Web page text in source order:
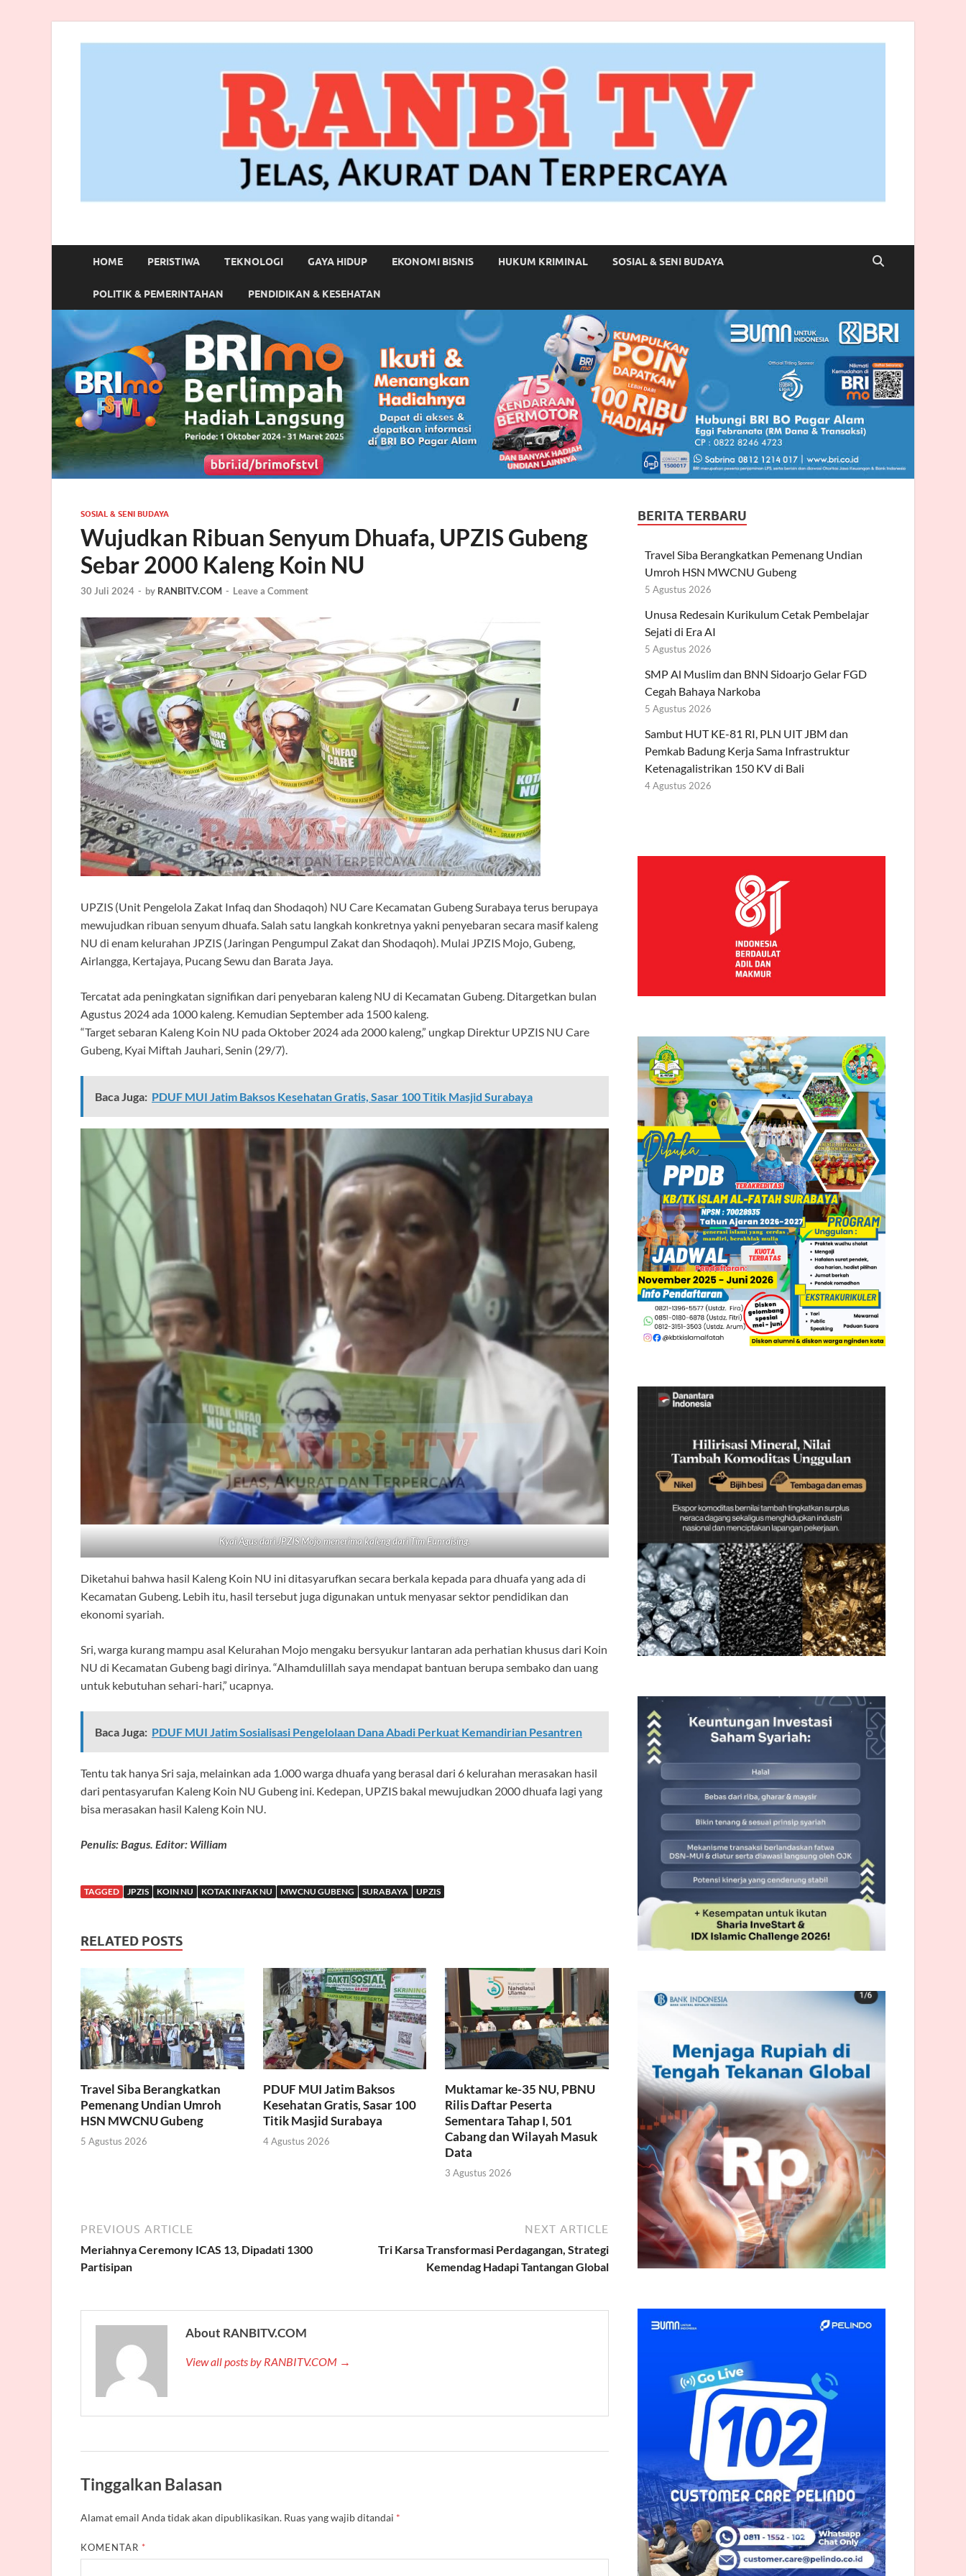
RANBITV.COM
HOME PERISTIWA TEKNOLOGI GAYA HIDUP EKONOMI BISNIS HUKUM KRIMINAL SOSIAL & SENI BUDAYA
POLITIK & PEMERINTAHAN PENDIDIKAN & KESEHATAN
SOSIAL & SENI BUDAYA
Wujudkan Ribuan Senyum Dhuafa, UPZIS Gubeng
Sebar 2000 Kaleng Koin NU
30 Juli 2024 - by RANBITV.COM - Leave a Comment
UPZIS (Unit Pengelola Zakat Infaq dan Shodaqoh) NU Care Kecamatan Gubeng Surabaya terus berupaya
mewujudkan ribuan senyum dhuafa. Salah satu langkah konkretnya yakni penyebaran secara masif kaleng
NU di enam kelurahan JPZIS (Jaringan Pengumpul Zakat dan Shodaqoh). Mulai JPZIS Mojo, Gubeng,
Airlangga, Kertajaya, Pucang Sewu dan Barata Jaya.
Tercatat ada peningkatan signifikan dari penyebaran kaleng NU di Kecamatan Gubeng. Ditargetkan bulan
Agustus 2024 ada 1000 kaleng. Kemudian September ada 1500 kaleng.
“Target sebaran Kaleng Koin NU pada Oktober 2024 ada 2000 kaleng,” ungkap Direktur UPZIS NU Care
Gubeng, Kyai Miftah Jauhari, Senin (29/7).
Baca Juga: PDUF MUI Jatim Baksos Kesehatan Gratis, Sasar 100 Titik Masjid Surabaya
Kyai Agus dari JPZIS Mojo menerima kaleng dari Tim Funraising.
Diketahui bahwa hasil Kaleng Koin NU ini ditasyarufkan secara berkala kepada para dhuafa yang ada di
Kecamatan Gubeng. Lebih itu, hasil tersebut juga digunakan untuk menyasar sektor pendidikan dan
ekonomi syariah.
Sri, warga kurang mampu asal Kelurahan Mojo mengaku bersyukur lantaran ada perhatian khusus dari Koin
NU di Kecamatan Gubeng bagi dirinya. “Alhamdulillah saya mendapat bantuan berupa sembako dan uang
untuk kebutuhan sehari-hari,” ucapnya.
Baca Juga: PDUF MUI Jatim Sosialisasi Pengelolaan Dana Abadi Perkuat Kemandirian Pesantren
Tentu tak hanya Sri saja, melainkan ada 1.000 warga dhuafa yang berasal dari 6 kelurahan merasakan hasil
dari pentasyarufan Kaleng Koin NU Gubeng ini. Kedepan, UPZIS bakal mewujudkan 2000 dhuafa lagi yang
bisa merasakan hasil Kaleng Koin NU.
Penulis: Bagus. Editor: William
TAGGED JPZIS KOIN NU KOTAK INFAK NU MWCNU GUBENG SURABAYA UPZIS
RELATED POSTS
Travel Siba Berangkatkan
Pemenang Undian Umroh
HSN MWCNU Gubeng
5 Agustus 2026
PDUF MUI Jatim Baksos
Kesehatan Gratis, Sasar 100
Titik Masjid Surabaya
4 Agustus 2026
Muktamar ke-35 NU, PBNU
Rilis Daftar Peserta
Sementara Tahap I, 501
Cabang dan Wilayah Masuk
Data
3 Agustus 2026
PREVIOUS ARTICLE
Meriahnya Ceremony ICAS 13, Dipadati 1300
Partisipan
NEXT ARTICLE
Tri Karsa Transformasi Perdagangan, Strategi
Kemendag Hadapi Tantangan Global
About RANBITV.COM
View all posts by RANBITV.COM →
Tinggalkan Balasan
Alamat email Anda tidak akan dipublikasikan. Ruas yang wajib ditandai *
KOMENTAR *
BERITA TERBARU
Travel Siba Berangkatkan Pemenang Undian
Umroh HSN MWCNU Gubeng
5 Agustus 2026
Unusa Redesain Kurikulum Cetak Pembelajar
Sejati di Era AI
5 Agustus 2026
SMP Al Muslim dan BNN Sidoarjo Gelar FGD
Cegah Bahaya Narkoba
5 Agustus 2026
Sambut HUT KE-81 RI, PLN UIT JBM dan
Pemkab Badung Kerja Sama Infrastruktur
Ketenagalistrikan 150 KV di Bali
4 Agustus 2026